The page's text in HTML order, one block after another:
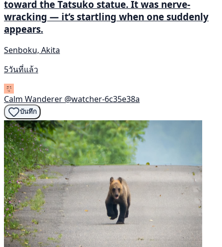
toward the Tatsuko statue. It was nerve-
wracking — it’s startling when one suddenly
appears.
Senboku, Akita
5วันที่แล้ว
Calm Wanderer @watcher-6c35e38a
บันทึก